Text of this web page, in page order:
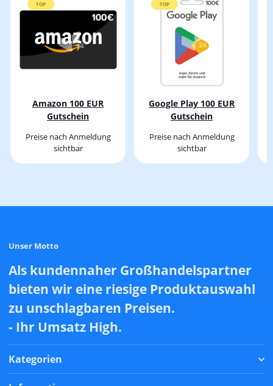
TOP
Amazon 100 EUR
Gutschein
Preise nach Anmeldung
sichtbar
TOP
Google Play 100 EUR
Gutschein
Preise nach Anmeldung
sichtbar
Unser Motto
Als kundennaher Großhandelspartner
bieten wir eine riesige Produktauswahl
zu unschlagbaren Preisen.
- Ihr Umsatz High.
Kategorien